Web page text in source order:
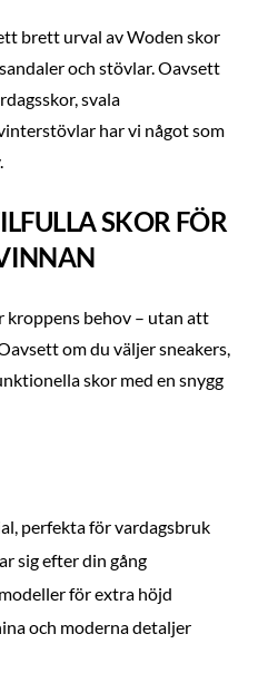
brett urval av Woden skor
och stövlar. Oavsett
svala
har vi något som
SKOR FÖR
kroppens behov – utan att
om du väljer sneakers,
skor med en snygg
perfekta för vardagsbruk
sig efter din gång
för extra höjd
och moderna detaljer